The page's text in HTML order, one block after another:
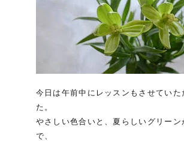
今日は午前中にレッスンもさせていた
た。
やさしい色合いと、夏らしいグリーン
で、